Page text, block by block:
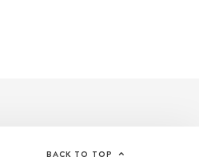
BACK TO TOP